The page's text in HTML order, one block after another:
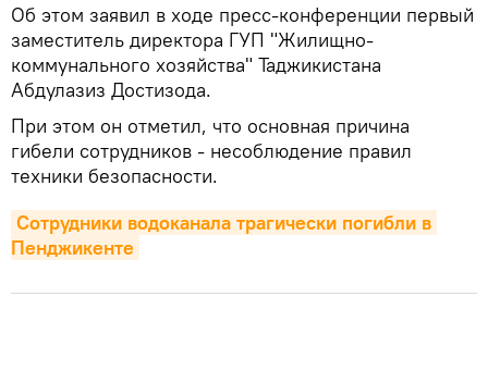
Об этом заявил в ходе пресс-конференции первый
заместитель директора ГУП "Жилищно-
коммунального хозяйства" Таджикистана
Абдулазиз Достизода.
При этом он отметил, что основная причина
гибели сотрудников - несоблюдение правил
техники безопасности.
Сотрудники водоканала трагически погибли в
Пенджикенте